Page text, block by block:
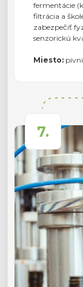
fermentácie
filtrácia a
zabezpečiť
senzorickú
Miesto:
7.